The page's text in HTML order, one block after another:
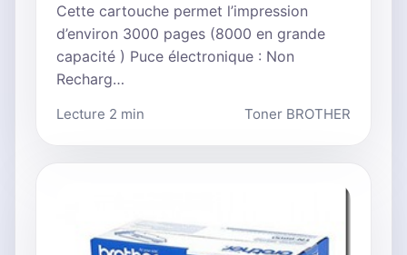
Cette cartouche permet l’impression
d’environ 3000 pages (8000 en grande
capacité ) Puce électronique : Non
Recharg…
Lecture 2 min Toner BROTHER